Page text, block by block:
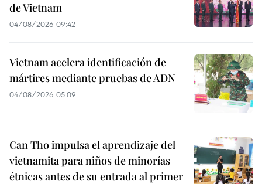
de Vietnam
04/08/2026 09:42
Vietnam acelera identificación de
mártires mediante pruebas de ADN
04/08/2026 05:09
Can Tho impulsa el aprendizaje del
vietnamita para niños de minorías
étnicas antes de su entrada al primer